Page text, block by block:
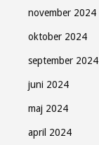
november 2024
oktober 2024
september 2024
juni 2024
maj 2024
april 2024